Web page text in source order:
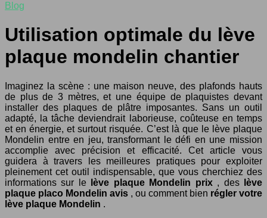
Blog
Utilisation optimale du lève
plaque mondelin chantier
Imaginez la scène : une maison neuve, des plafonds hauts
de plus de 3 mètres, et une équipe de plaquistes devant
installer des plaques de plâtre imposantes. Sans un outil
adapté, la tâche deviendrait laborieuse, coûteuse en temps
et en énergie, et surtout risquée. C’est là que le lève plaque
Mondelin entre en jeu, transformant le défi en une mission
accomplie avec précision et efficacité. Cet article vous
guidera à travers les meilleures pratiques pour exploiter
pleinement cet outil indispensable, que vous cherchiez des
informations sur le
lève plaque Mondelin prix , des
lève
plaque placo Mondelin avis , ou comment bien régler votre
lève plaque Mondelin .